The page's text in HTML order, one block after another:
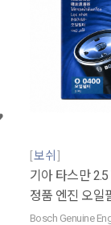
보쉬
기아 타스만
정품 엔진 오일
Bosch Genuine